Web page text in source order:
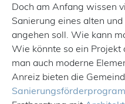
Doch am Anfang wissen
Sanierung eines alten
angehen soll. Wie kann
Wie könnte so ein Projekt
man auch moderne
Anreiz bieten die